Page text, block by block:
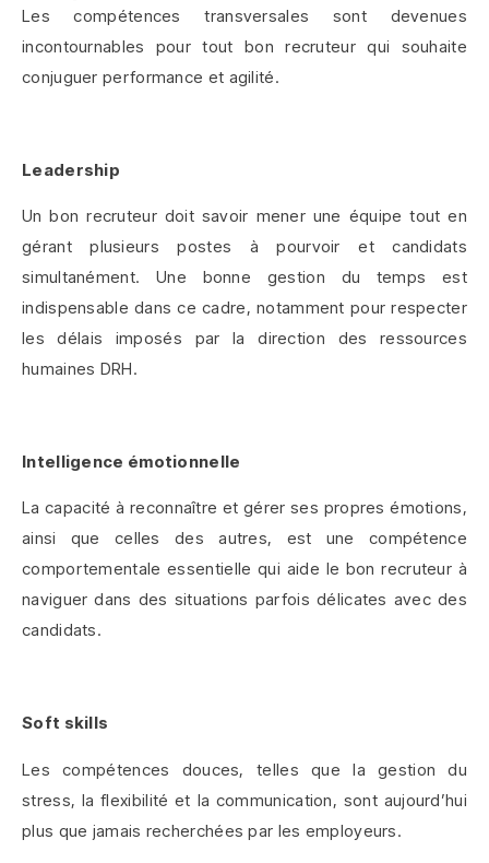
Les compétences transversales sont devenues
incontournables pour tout bon recruteur qui souhaite
conjuguer performance et agilité.
Leadership
Un bon recruteur doit savoir mener une équipe tout en
gérant plusieurs postes à pourvoir et candidats
simultanément. Une bonne gestion du temps est
indispensable dans ce cadre, notamment pour respecter
les délais imposés par la direction des ressources
humaines DRH.
Intelligence émotionnelle
La capacité à reconnaître et gérer ses propres émotions,
ainsi que celles des autres, est une compétence
comportementale essentielle qui aide le bon recruteur à
naviguer dans des situations parfois délicates avec des
candidats.
Soft skills
Les compétences douces, telles que la gestion du
stress, la flexibilité et la communication, sont aujourd’hui
plus que jamais recherchées par les employeurs.